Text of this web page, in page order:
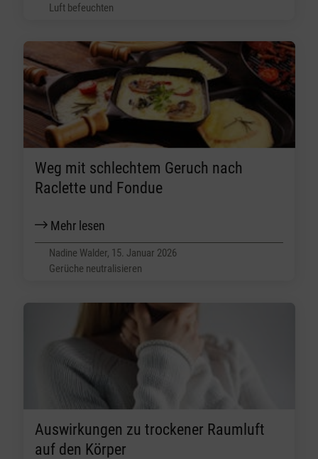
Luft befeuchten
Weg mit schlechtem Geruch nach
Raclette und Fondue
Mehr lesen
Nadine Walder, 15. Januar 2026
Gerüche neutralisieren
Auswirkungen zu trockener Raumluft
auf den Körper